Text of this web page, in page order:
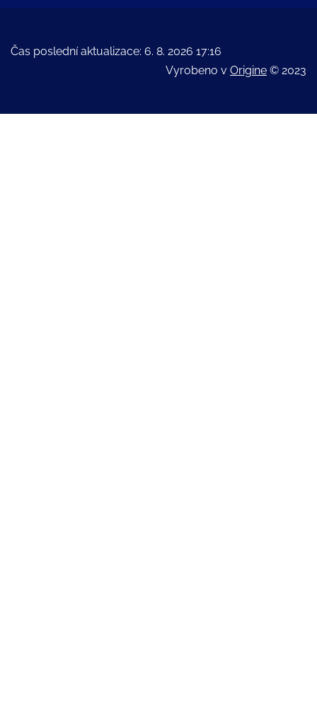
Čas poslední aktualizace: 6. 8. 2026 17:16
Vyrobeno v Origine © 2023